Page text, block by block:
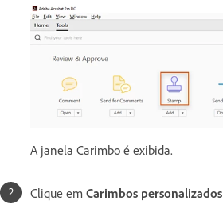
A janela Carimbo é exibida.
Clique em Carimbos personalizados